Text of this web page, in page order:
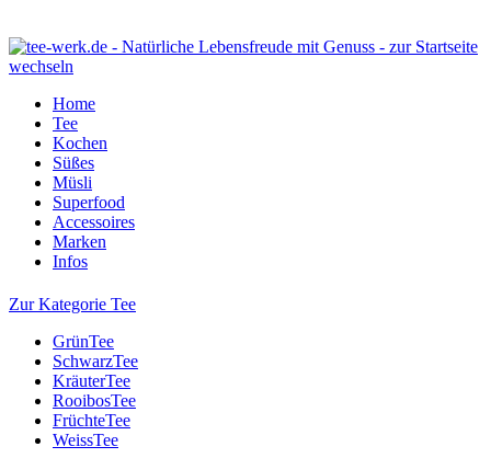
Home
Tee
Kochen
Süßes
Müsli
Superfood
Accessoires
Marken
Infos
Zur Kategorie Tee
GrünTee
SchwarzTee
KräuterTee
RooibosTee
FrüchteTee
WeissTee